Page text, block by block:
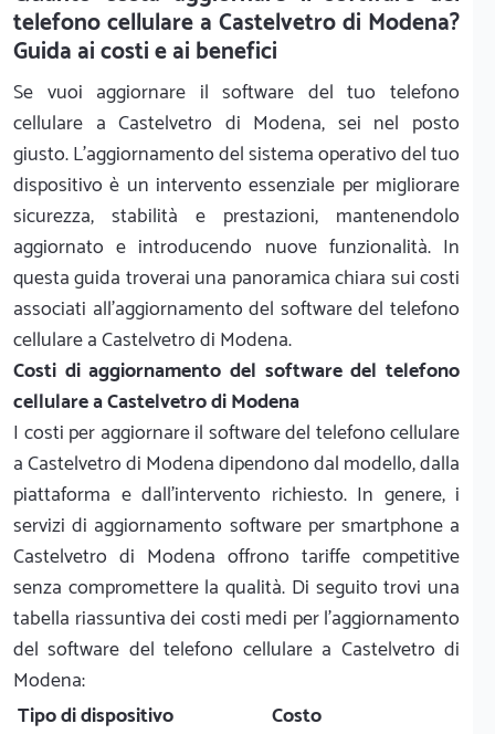
telefono cellulare a Castelvetro di Modena?
Guida ai costi e ai benefici
Se vuoi aggiornare il software del tuo telefono
cellulare a Castelvetro di Modena, sei nel posto
giusto. L'aggiornamento del sistema operativo del tuo
dispositivo è un intervento essenziale per migliorare
sicurezza, stabilità e prestazioni, mantenendolo
aggiornato e introducendo nuove funzionalità. In
questa guida troverai una panoramica chiara sui costi
associati all'aggiornamento del software del telefono
cellulare a Castelvetro di Modena.
Costi di aggiornamento del software del telefono
cellulare a Castelvetro di Modena
I costi per aggiornare il software del telefono cellulare
a Castelvetro di Modena dipendono dal modello, dalla
piattaforma e dall'intervento richiesto. In genere, i
servizi di aggiornamento software per smartphone a
Castelvetro di Modena offrono tariffe competitive
senza compromettere la qualità. Di seguito trovi una
tabella riassuntiva dei costi medi per l'aggiornamento
del software del telefono cellulare a Castelvetro di
Modena:
Tipo di dispositivo
Costo